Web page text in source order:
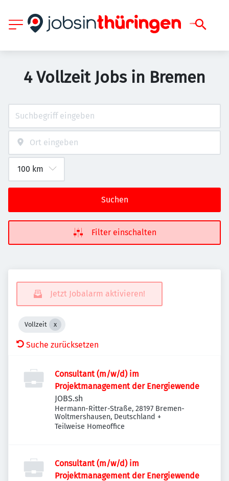
4 Vollzeit Jobs in Bremen
Suchen
Filter einschalten
Jetzt Jobalarm aktivieren!
Vollzeit
Suche zurücksetzen
Consultant (m/w/d) im
Projektmanagement der Energiewende
JOBS.sh
Hermann-Ritter-Straße, 28197 Bremen-
Woltmershausen, Deutschland +
Teilweise Homeoffice
Consultant (m/w/d) im
Projektmanagement der Energiewende